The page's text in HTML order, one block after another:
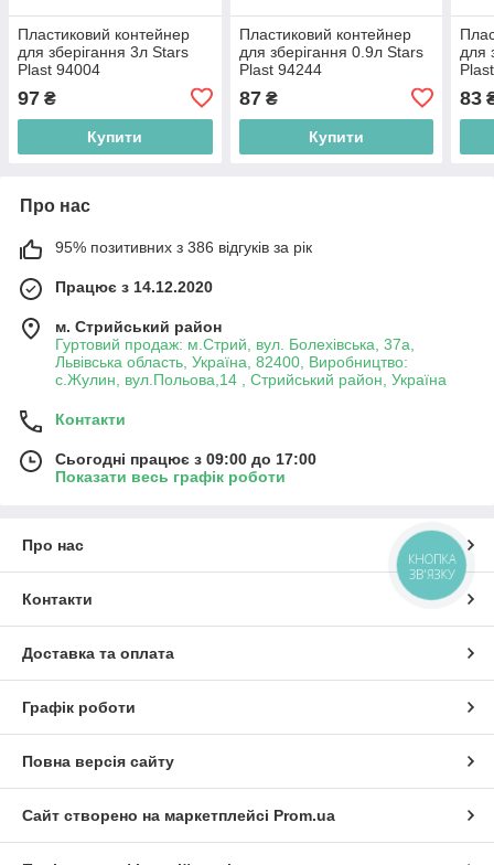
Пластиковий контейнер
для зберігання 3л Stars
Plast 94004
97 ₴
Купити
Пластиковий контейнер
для зберігання 0.9л Stars
Plast 94244
87₴
Купити
для
83
Про нас
95% позитивних з 386 відгуків за рік
Працює з 14.12.2020
м. Стрийський район
Гуртовий продаж: м.Стрий, вул. Болехівська, 37а,
Львівська область, Україна, 82400, Виробництво:
с.Жулин, вул.Польова,14 , Стрийський район, Україна
Контакти
Сьогодні працює з 09:00 до 17:00
Показати весь графік роботи
Про нас
Контакти
Доставка та оплата
Графік роботи
Повна версія сайту
Сайт створено на маркетплейсі Prom.ua
КНОПКА
ЗВ'ЯЗКУ